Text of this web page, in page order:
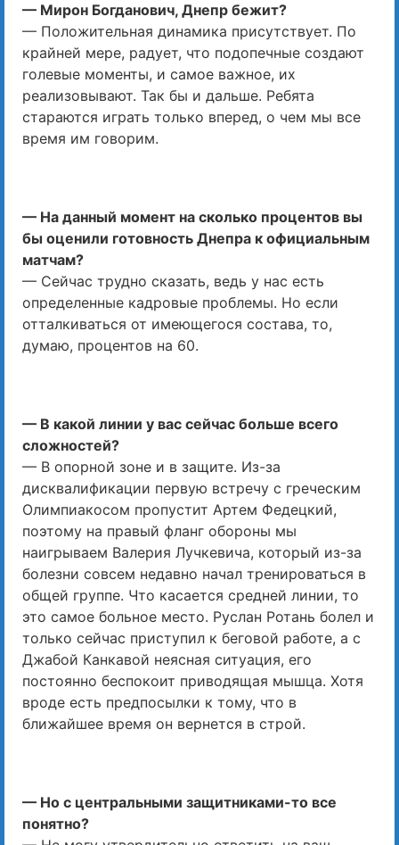
— Мирон Богданович, Днепр бежит?
— Положительная динамика присутствует. По
крайней мере, радует, что подопечные создают
голевые моменты, и самое важное, их
реализовывают. Так бы и дальше. Ребята
стараются играть только вперед, о чем мы все
время им говорим.
— На данный момент на сколько процентов вы
бы оценили готовность Днепра к официальным
матчам?
— Сейчас трудно сказать, ведь у нас есть
определенные кадровые проблемы. Но если
отталкиваться от имеющегося состава, то,
думаю, процентов на 60.
— В какой линии у вас сейчас больше всего
сложностей?
— В опорной зоне и в защите. Из-за
дисквалификации первую встречу с греческим
Олимпиакосом пропустит Артем Федецкий,
поэтому на правый фланг обороны мы
наигрываем Валерия Лучкевича, который из-за
болезни совсем недавно начал тренироваться в
общей группе. Что касается средней линии, то
это самое больное место. Руслан Ротань болел и
только сейчас приступил к беговой работе, а с
Джабой Канкавой неясная ситуация, его
постоянно беспокоит приводящая мышца. Хотя
вроде есть предпосылки к тому, что в
ближайшее время он вернется в строй.
— Но с центральными защитниками-то все
понятно?